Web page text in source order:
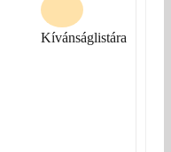
Kívánságlistára